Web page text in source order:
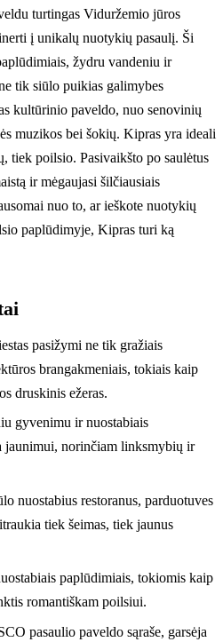
turtingas Viduržemio jūros
į unikalų nuotykių pasaulį. Ši
žydru vandeniu ir
tik siūlo puikias galimybes
kultūrinio paveldo, nuo senovinių
muzikos bei šokių. Kipras yra ideali
tiek poilsio. Pasivaikšto po saulėtus
ir mėgaujasi šilčiausiais
nuo to, ar ieškote nuotykių
paplūdimyje, Kipras turi ką
pasižymi ne tik gražiais
brangakmeniais, tokiais kaip
druskinis ežeras.
gyvenimu ir nuostabiais
jaunimui, norinčiam linksmybių ir
nuostabius restoranus, parduotuves
tiek šeimas, tiek jaunus
paplūdimiais, tokiomis kaip
romantiškam poilsiui.
pasaulio paveldo sąraše, garsėja